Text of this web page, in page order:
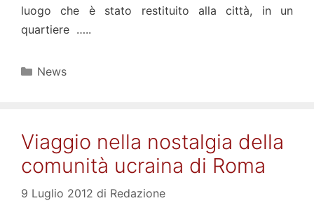
luogo che è stato restituito alla città, in un
quartiere …..
Categorie
News
Viaggio nella nostalgia della
comunità ucraina di Roma
9 Luglio 2012 di Redazione